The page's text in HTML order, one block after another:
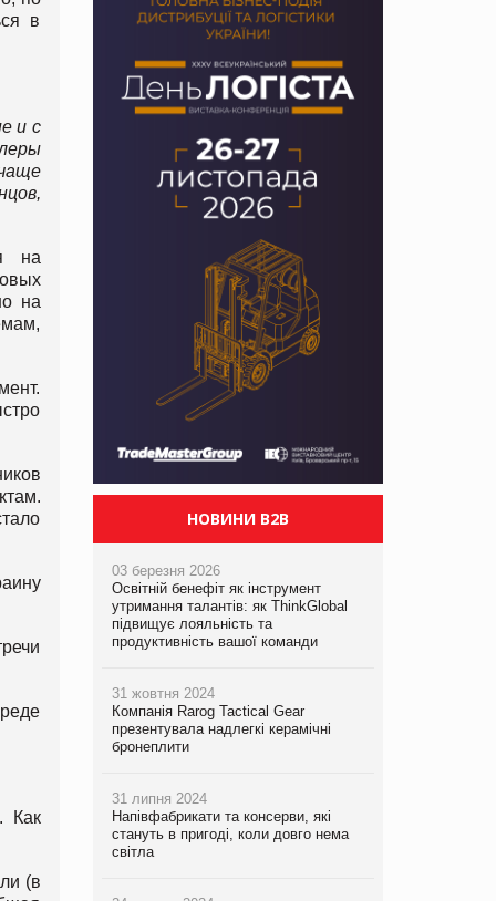
в
и с
на
на
Как
(в
НОВИНИ B2B
03 березня 2026
Освітній бенефіт як інструмент
утримання талантів: як ThinkGlobal
підвищує лояльність та
продуктивність вашої команди
31 жовтня 2024
Компанія Rarog Tactical Gear
презентувала надлегкі керамічні
бронеплити
31 липня 2024
Напівфабрикати та консерви, які
стануть в пригоді, коли довго нема
світла